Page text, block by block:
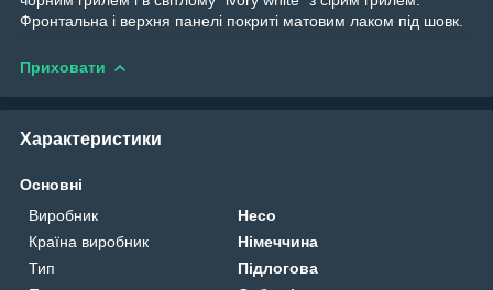
Фронтальна і верхня панелі покриті матовим лаком під шовк.
Приховати
Характеристики
Основні
Виробник
Heco
Країна виробник
Німеччина
Тип
Підлогова